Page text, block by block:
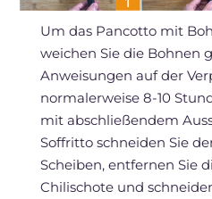
Um das Pancotto mit
weichen Sie die Bohnen
Anweisungen auf der
normalerweise 8-10
mit abschließendem
Soffritto schneiden Sie
Scheiben, entfernen Sie
Chilischote und